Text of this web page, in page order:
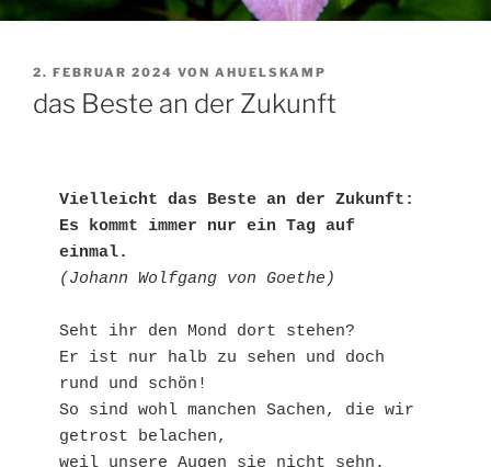
VERÖFFENTLICHT
AM
2. FEBRUAR 2024 VON AHUELSKAMP
das Beste an der Zukunft
Vielleicht das Beste an der Zukunft:
Es kommt immer nur ein Tag auf
einmal.
(Johann Wolfgang von Goethe)
Seht ihr den Mond dort stehen?
Er ist nur halb zu sehen und doch
rund und schön!
So sind wohl manchen Sachen, die wir
getrost belachen,